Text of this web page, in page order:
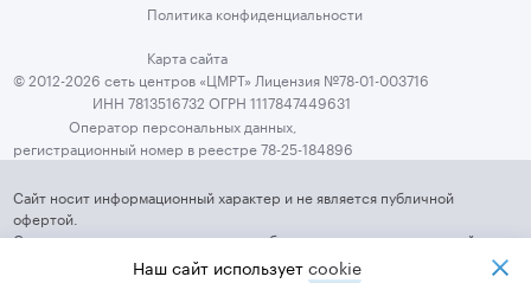
Политика конфиденциальности
Карта сайта
© 2012-2026 сеть центров «ЦМРТ» Лицензия №78-01-003716
ИНН 7813516732 ОГРН 1117847449631
Оператор персональных данных,
регистрационный номер в реестре 78-25-184896
Сайт носит информационный характер и не является публичной
офертой.
Стоимость услуг, их наличие и подробные характеристики уточняйте у
представителей ЦМРТ, используя средства связи, указанные на Сайте
Наш сайт используетcookiе